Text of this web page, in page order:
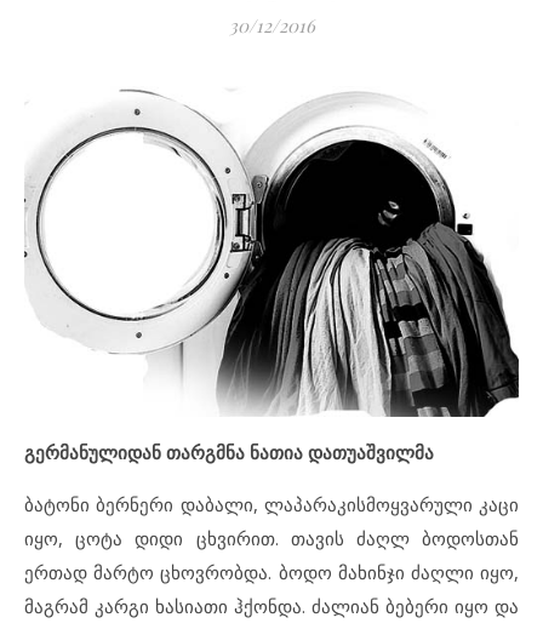
30/12/2016
გერმანულიდან თარგმნა ნათია დათუაშვილმა
ბატონი ბერნერი დაბალი, ლაპარაკისმოყვარული კაცი
იყო, ცოტა დიდი ცხვირით. თავის ძაღლ ბოდოსთან
ერთად მარტო ცხოვრობდა. ბოდო მახინჯი ძაღლი იყო,
მაგრამ კარგი ხასიათი ჰქონდა. ძალიან ბებერი იყო და